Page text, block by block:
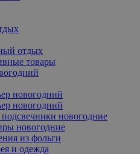
отдых
товары
новогодний
новогодний
новогодние
новогодние
из фольги
и одежда